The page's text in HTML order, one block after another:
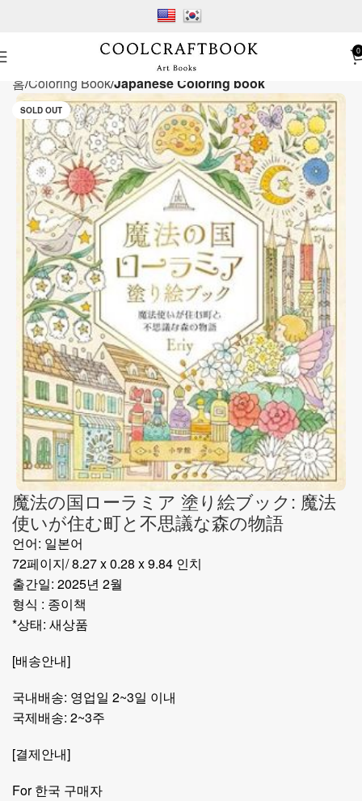
0
홈 Coloring BookJapanese Coloring book
SOLD OUT
魔法の国ローラミア 塗り絵ブック: 魔法
使いが住む町と不思議な森の物語
언어: 일본어
72페이지/ 8.27 x 0.28 x 9.84 인치
출간일: 2025년 2월
형식 : 종이책
*상태: 새상품
[배송안내]
국내배송: 영업일 2~3일 이내
국제배송: 2~3주
[결제안내]
For 한국 구매자